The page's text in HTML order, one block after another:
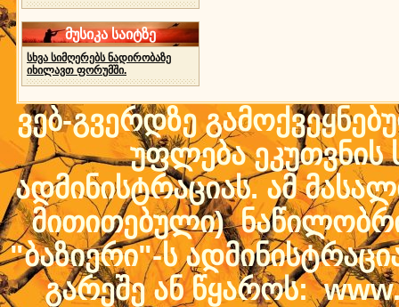
მუსიკა საიტზე
სხვა სიმღერებს ნადირობაზე
იხილავთ ფორუმში.
ვებ-გვერდზე
უფლება ეკუთვნის
ადმინისტრაციას. ამ
მითითებული)
"ბაზიერი"-ს
გარეშე ან წყაროს: